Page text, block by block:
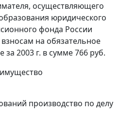
осуществляющего
юридического
фонда России
на обязательное
за 2003 г. в сумме 766 руб.
производство по делу